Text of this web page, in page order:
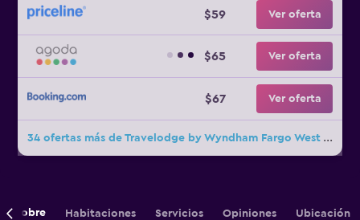
$59 Ver oferta
$65 Ver oferta
$67 Ver oferta
34 ofertas más de Travelodge by Wyndham Fargo West Acres
Sobre Habitaciones Servicios Opiniones Ubicación